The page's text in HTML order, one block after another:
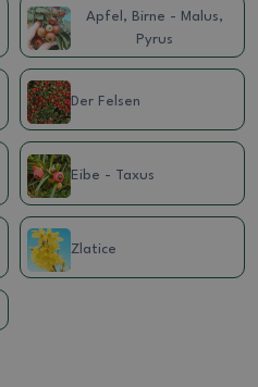
Apfel, Birne - Malus,
Pyrus
Der Felsen
Eibe - Taxus
Zlatice